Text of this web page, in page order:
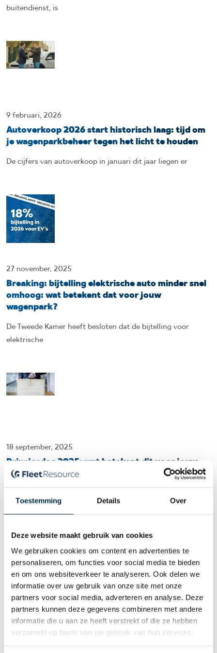
Toestemming Details Over
Deze website maakt gebruik van cookies
We gebruiken cookies om content en advertenties te
personaliseren, om functies voor social media te bieden
en om ons websiteverkeer te analyseren. Ook delen we
informatie over uw gebruik van onze site met onze
partners voor social media, adverteren en analyse. Deze
partners kunnen deze gegevens combineren met andere
informatie die u aan ze heeft verstrekt of die ze hebben
verzameld op basis van uw gebruik van hun services.
buitendienst, is
9 februari, 2026
Autoverkoop 2026 start historisch laag: tijd om
je wagenparkbeheer tegen het licht te houden
De cijfers van autoverkoop in januari dit jaar liegen er
27 november, 2025
Breaking: bijtelling elektrische auto minder snel
omhoog: wat betekent dat voor jouw
wagenpark?
De Tweede Kamer heeft besloten dat de bijtelling voor
elektrische
18 september, 2025
Prinsjesdag 2025: wat betekent dit voor jouw
wagenpark?
overheid.
26 mei, 2025
Nieuwe fiscale spelregels voor zakelijke auto’s:
ben jij er klaar voor?